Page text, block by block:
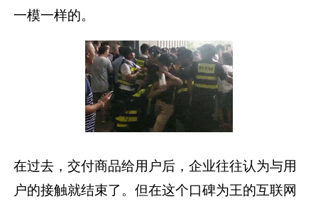
一模一样的。
在过去，交付商品给用户后，企业往往认为与用
户的接触就结束了。但在这个口碑为王的互联网